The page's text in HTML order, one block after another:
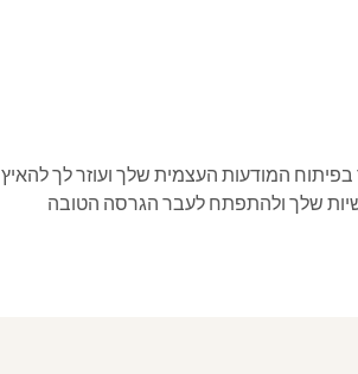
המודעות העצמית שלך ועוזר לך להאיץ
שלך ולהתפתח לעבר הגרסה הטובה